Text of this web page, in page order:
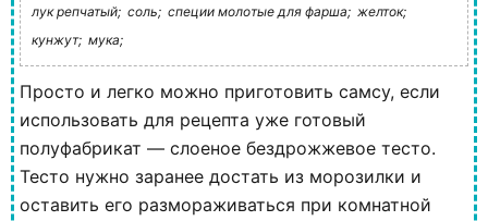
лук репчатый; соль; специи молотые для фарша; желток;
кунжут; мука;
Просто и легко можно приготовить самсу, если
использовать для рецепта уже готовый
полуфабрикат — слоеное бездрожжевое тесто.
Тесто нужно заранее достать из морозилки и
оставить его размораживаться при комнатной